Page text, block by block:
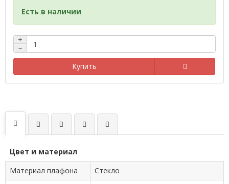
Есть в наличии
+
−
Купить
Цвет и материал
Материал плафона
Стекло